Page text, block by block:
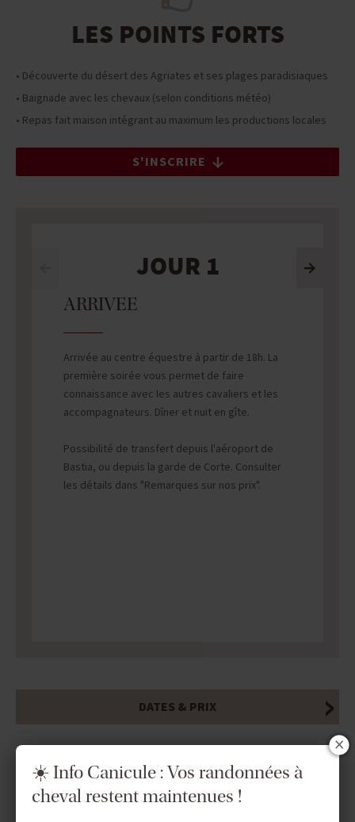
LES POINTS FORTS
• Découverte du désert des Agriates et ses plages paradisiaques
• Baignade avec les chevaux (selon conditions météo)
• Repas fait maison intégrant au maximum les productions locales
S'INSCRIRE
JOUR 1
ARRIVEE
Arrivée au centre équestre à partir de 18h. La
première soirée vous permet de faire
connaissance avec les autres cavaliers et les
accompagnateurs. Dîner et nuit en gîte.
Possibilité de transfert depuis l'aéroport de
Bastia, ou depuis la garde de Corte. Consulter
les détails dans "Remarques sur nos prix".
DATES & PRIX
INFOS ÉQUESTRES
☀️ Info Canicule : Vos randonnées à
cheval restent maintenues !